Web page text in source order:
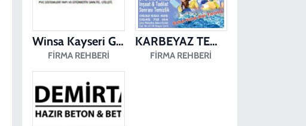
KARAHASANLI MAH. 2040 SOK. NO:11 B
0 (258) 361 43 49 Yol Tarifi Al
Winsa Kayseri Gül Pvc Pencere Kayseri Winsa
FIRMA REHBERI
KARBEYAZ TEMİZLİK
FIRMA REHBERI